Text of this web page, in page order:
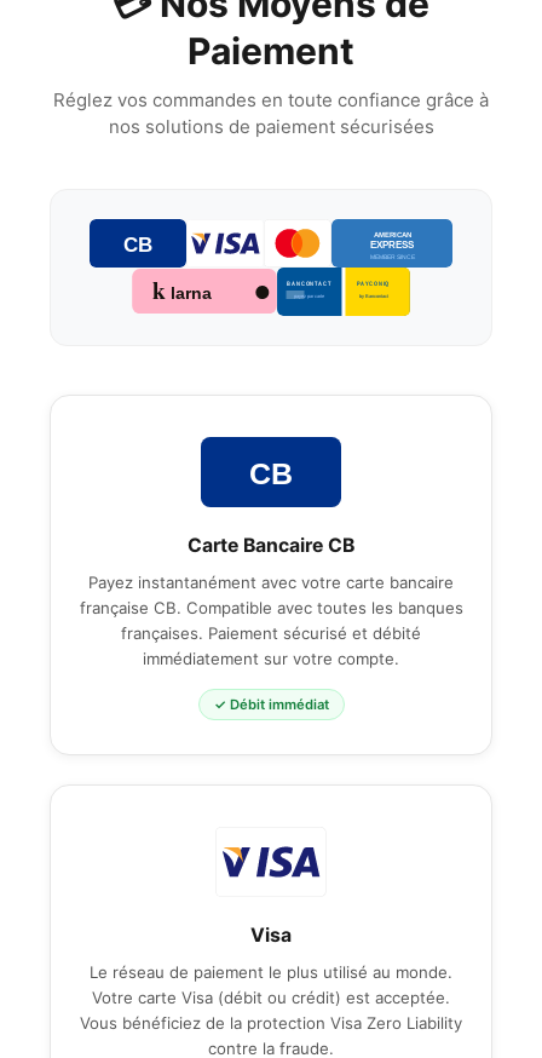
Paiement
Réglez vos commandes en toute confiance grâce à
nos solutions de paiement sécurisées
Carte Bancaire CB
Payez instantanément avec votre carte bancaire
française CB. Compatible avec toutes les banques
françaises. Paiement sécurisé et débité
immédiatement sur votre compte.
✓ Débit immédiat
Visa
Le réseau de paiement le plus utilisé au monde.
Votre carte Visa (débit ou crédit) est acceptée.
Vous bénéficiez de la protection Visa Zero Liability
contre la fraude.